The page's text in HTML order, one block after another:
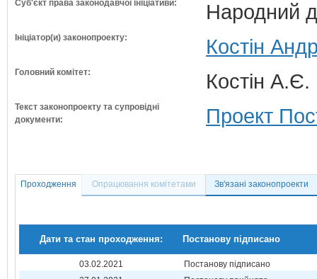
Суб'єкт права законодавчої ініціативи: Народний
Ініціатор(и) законопроекту: Костін
Головний комітет: Костін А.Є.
Текст законопроекту та супровідні
документи:
Проект
Проходження Опрацювання комітетами Зв'язані законопроекти
Дати та стан проходження: Постанову підписано
03.02.2021
Постанову підписано